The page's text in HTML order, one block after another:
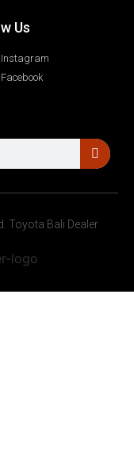
Us
Instagram
Facebook
Toyota Bali Dealer